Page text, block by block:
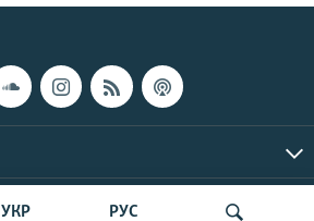
УКР РУС
© Qırım.Aqiqat, 2026 | All Rights Reserved.